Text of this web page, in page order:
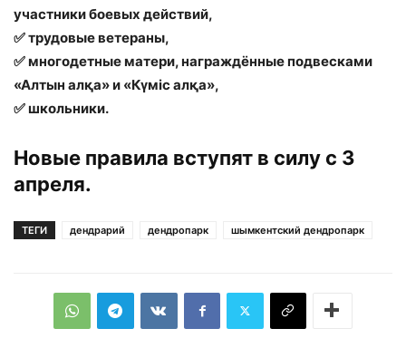
участники боевых действий,
✅ трудовые ветераны,
✅ многодетные матери, награждённые подвесками
«Алтын алқа» и «Күміс алқа»,
✅ школьники.
Новые правила вступят в силу с 3
апреля.
ТЕГИ дендрарий дендропарк шымкентский дендропарк